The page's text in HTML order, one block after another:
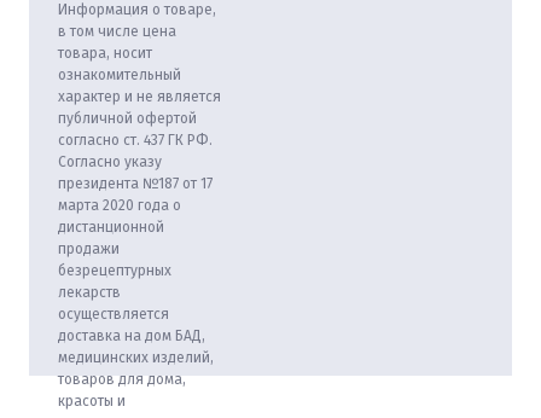
Информация о товаре,
в том числе цена
товара, носит
ознакомительный
характер и не является
публичной офертой
согласно ст. 437 ГК РФ.
Согласно указу
президента №187 от 17
марта 2020 года о
дистанционной
продажи
безрецептурных
лекарств
осуществляется
доставка на дом БАД,
медицинских изделий,
товаров для дома,
красоты и